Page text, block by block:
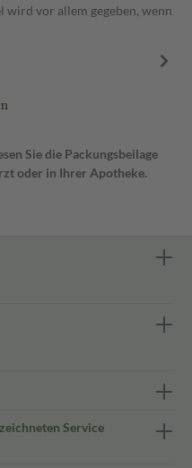
vor allem gegeben, wenn
Sie die Packungsbeilage
oder in Ihrer Apotheke.
Service